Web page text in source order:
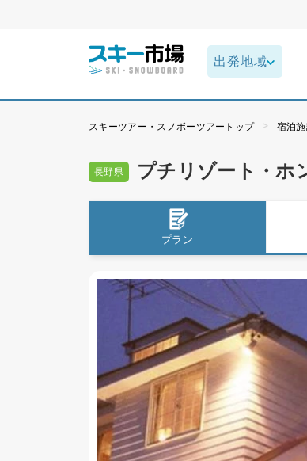
スキーツアー・スノボーツアートップ 宿泊
長野県 プチリゾート・ホ
プラン